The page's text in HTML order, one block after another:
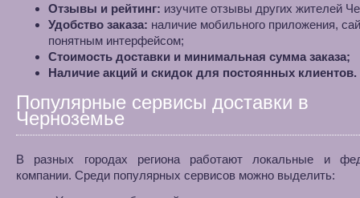
Отзывы и рейтинг: изучите отзывы других жителей
Удобство заказа: наличие мобильного приложения,
понятным интерфейсом;
Стоимость доставки и минимальная сумма заказа;
Наличие акций и скидок для постоянных клиентов.
Популярные сервисы доставки в
Черноземье
В разных городах региона работают локальные и
компании. Среди популярных сервисов можно выделить: